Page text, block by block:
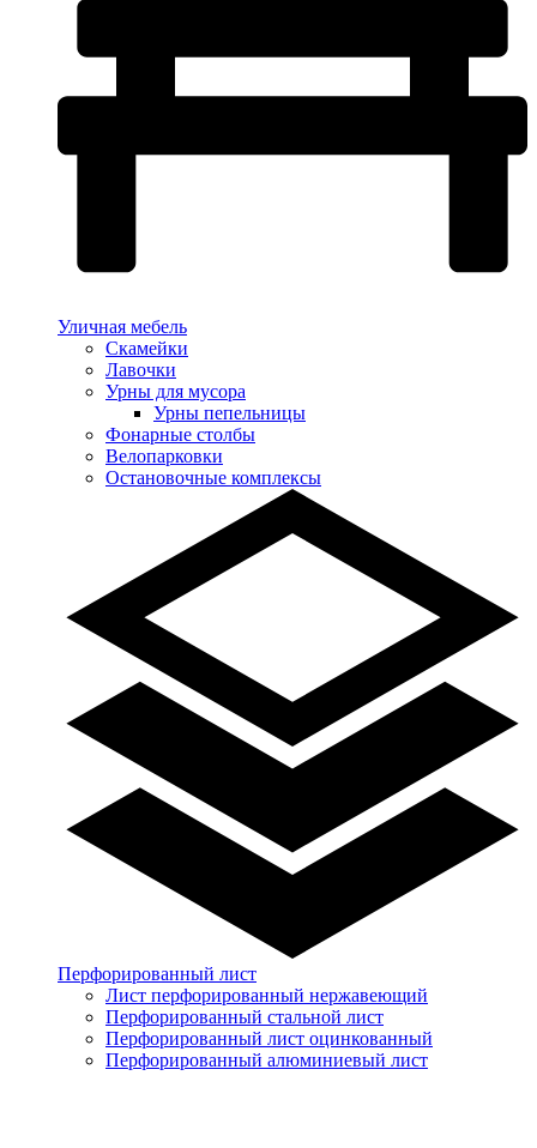
Уличная мебель
Скамейки
Лавочки
Урны для мусора
Урны пепельницы
Фонарные столбы
Велопарковки
Остановочные комплексы
Перфорированный лист
Лист перфорированный нержавеющий
Перфорированный стальной лист
Перфорированный лист оцинкованный
Перфорированный алюминиевый лист